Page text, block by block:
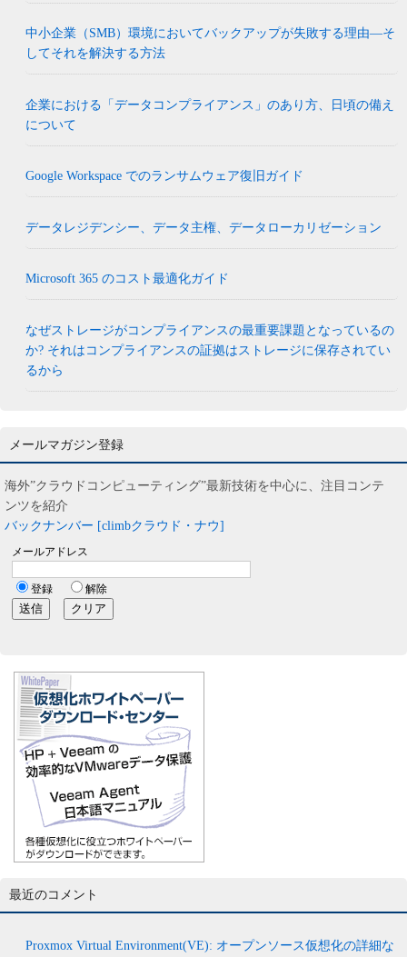
中小企業（SMB）環境においてバックアップが失敗する理由―そ
してそれを解決する方法
企業における「データコンプライアンス」のあり方、日頃の備え
について
Google Workspace でのランサムウェア復旧ガイド
データレジデンシー、データ主権、データローカリゼーション
Microsoft 365 のコスト最適化ガイド
なぜストレージがコンプライアンスの最重要課題となっているの
か? それはコンプライアンスの証拠はストレージに保存されてい
るから
メールマガジン登録
海外”クラウドコンピューティング”最新技術を中心に、注目コンテ
ンツを紹介
バックナンバー [climbクラウド・ナウ]
最近のコメント
Proxmox Virtual Environment(VE): オープンソース仮想化の詳細な